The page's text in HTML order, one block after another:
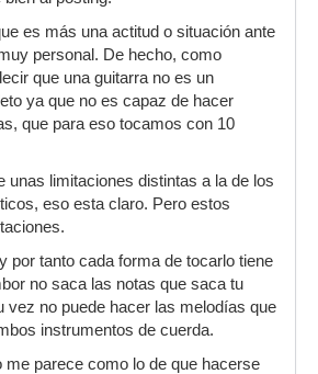
es más una actitud o situación ante
personal. De hecho, como
que una guitarra no es un
ya que no es capaz de hacer
que para eso tocamos con 10
unas limitaciones distintas a la de los
eso esta claro. Pero estos
por tanto cada forma de tocarlo tiene
no saca las notas que saca tu
vez no puede hacer las melodías que
instrumentos de cuerda.
me parece como lo de que hacerse